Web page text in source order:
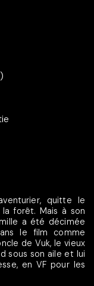
quitte le
forêt. Mais à son
a été décimée
le film comme
de Vuk, le vieux
sous son aile et lui
en VF pour les